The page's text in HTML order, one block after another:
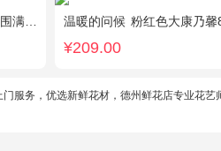
绕。 温暖的问候 粉红色大康乃馨8枝，粉色
¥209.00
服务，优选新鲜花材，德州鲜花店专业花艺